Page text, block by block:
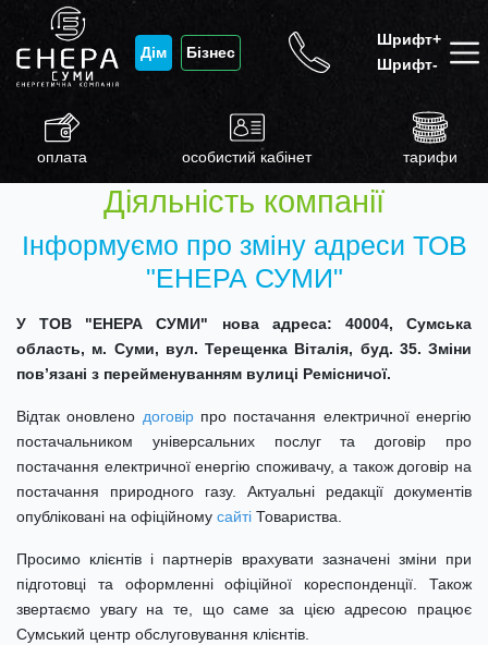
Дім Бізнес
Шрифт+
Шрифт-
оплата особистий кабінет тарифи
Діяльність компанії
Інформуємо про зміну адреси ТОВ
"ЕНЕРА СУМИ"
УТОВ "ЕНЕРА СУМИ" нова адреса: 40004,Сумська
область, м. Суми, вул. Терещенка Віталія, буд. 35. Зміни
пов’язані з перейменуванням вулиці Ремісничої.
Відтак оновлено договірпро постачання електричної енергію
постачальником універсальних послуг та договір про
постачання електричної енергію споживачу, а також договір на
постачання природного газу. Актуальні редакції документів
опубліковані на офіційному сайті Товариства.
Просимо клієнтів і партнерів врахувати зазначені зміни при
підготовці та оформленні офіційної кореспонденції. Також
звертаємо увагу на те, що саме за цією адресою працює
Сумський центр обслуговування клієнтів.